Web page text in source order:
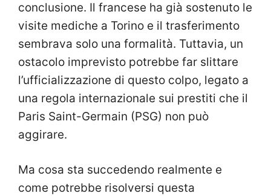
conclusione. Il francese ha già sostenuto le
visite mediche a Torino e il trasferimento
sembrava solo una formalità. Tuttavia, un
ostacolo imprevisto potrebbe far slittare
l’ufficializzazione di questo colpo, legato a
una regola internazionale sui prestiti che il
Paris Saint-Germain (PSG) non può
aggirare.
Ma cosa sta succedendo realmente e
come potrebbe risolversi questa